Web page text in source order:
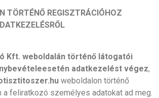
TÖRTÉNŐ REGISZTRÁCIÓHOZ
Kft. weboldalán történő látogatói
esetén adatkezelést végez,
weboldalon történő
feliratkozó személyes adatokat ad meg.